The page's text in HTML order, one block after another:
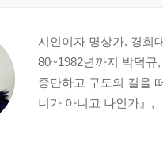
살라는 것
무력화시키는 일상
디언들의 버리고 떠나기
진리를 가지고 오지 말라
_테러리스트가 되지 말고 테
시인이자 명상가. 경희
80~1982년까지 박덕규
중단하고 구도의 길을
너가 아니고 나인가』,